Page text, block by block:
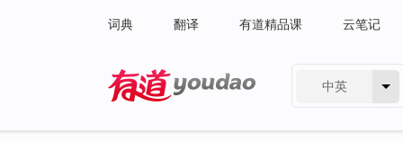
词典 翻译 有道精品课 云笔记
中英